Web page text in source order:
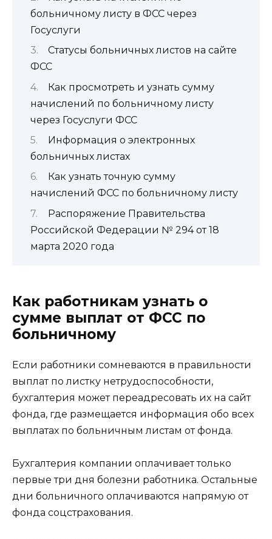
больничному листу в ФСС через
Госуслуги
Статусы больничных листов на сайте
ФСС
Как просмотреть и узнать сумму
начислений по больничному листу
через Госуслуги ФСС
Информация о электронных
больничных листах
Как узнать точную сумму
начислений ФСС по больничному листу
Распоряжение Правительства
Российской Федерации № 294 от 18
марта 2020 года
Как работникам узнать о
сумме выплат от ФСС по
больничному
Если работники сомневаются в правильности
выплат по листку нетрудоспособности,
бухгалтерия может переадресовать их на сайт
фонда, где размещается информация обо всех
выплатах по больничным листам от фонда.
Бухгалтерия компании оплачивает только
первые три дня болезни работника. Остальные
дни больничного оплачиваются напрямую от
фонда соцстрахования.